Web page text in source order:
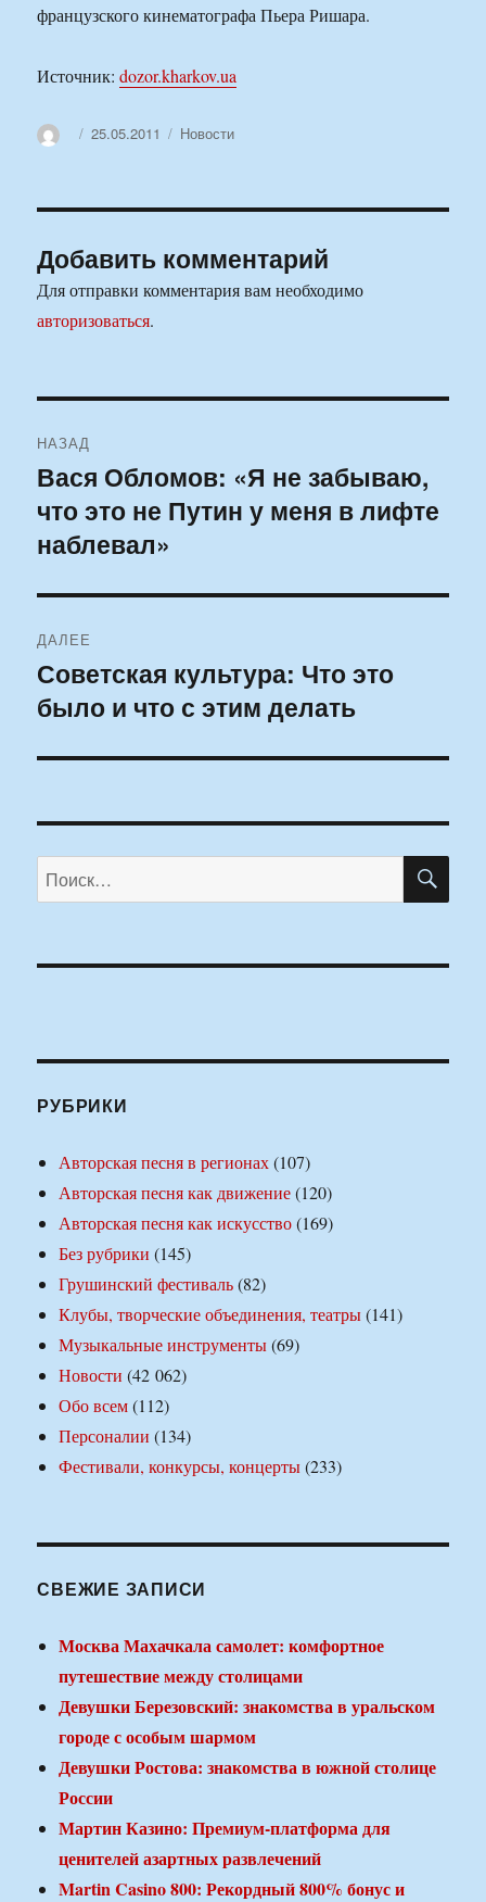
французского кинематографа Пьера Ришара.
Источник:dozor.kharkov.ua
АвторОпубликовано
25.05.2011 Рубрики
Новости
Добавить комментарий
Для отправки комментария вам необходимо
авторизоваться.
по
записям
НАЗАД
Предыдущая
запись:
Вася Обломов: «Я не забываю,
что это не Путин у меня в лифте
наблевал»
ДАЛЕЕ
Следующая
запись:
Советская культура: Что это
было и что с этим делать
Искать:
РУБРИКИ
Авторская песня в регионах(107)
Авторская песня как движение(120)
Авторская песня как искусство(169)
Без рубрики (145)
Грушинский фестиваль(82)
Клубы, творческие объединения, театры(141)
Музыкальные инструменты(69)
Новости (42 062)
Обо всем(112)
Персоналии (134)
Фестивали, конкурсы, концерты(233)
СВЕЖИЕ ЗАПИСИ
Москва Махачкала самолет: комфортное
путешествие между столицами
Девушки Березовский: знакомства в уральском
городе с особым шармом
Девушки Ростова: знакомства в южной столице
России
Мартин Казино: Премиум-платформа для
ценителей азартных развлечений
Martin Casino 800: Рекордный 800% бонус и